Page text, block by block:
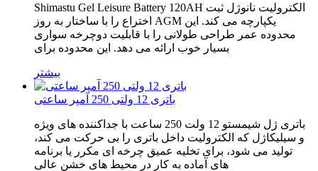
Shimastu Gel Leisure Battery 120AH الکترولیت نانوژل ثبت
اختراع را با ساختار به روز AGM یکپارچه می کند. این
محدوده عمر طراحی طولانی را با قابلیت دوچرخه سواری
بسیار خوب ارائه می دهد. این محدوده برای
بیشتر
باتری 12 ولتی 250 آمپر ساعتی
باتری ژل شیمستو 12 ولت 250 ساعت با جداکننده های ویژه
و سیلیکاژل که الکترولیت داخل باتری را بی حرکت می کند،
تولید می شود، برای تخلیه عمیق چرخه ای مکرر یا برنامه
های آماده به کار در محیط های خشن عالی